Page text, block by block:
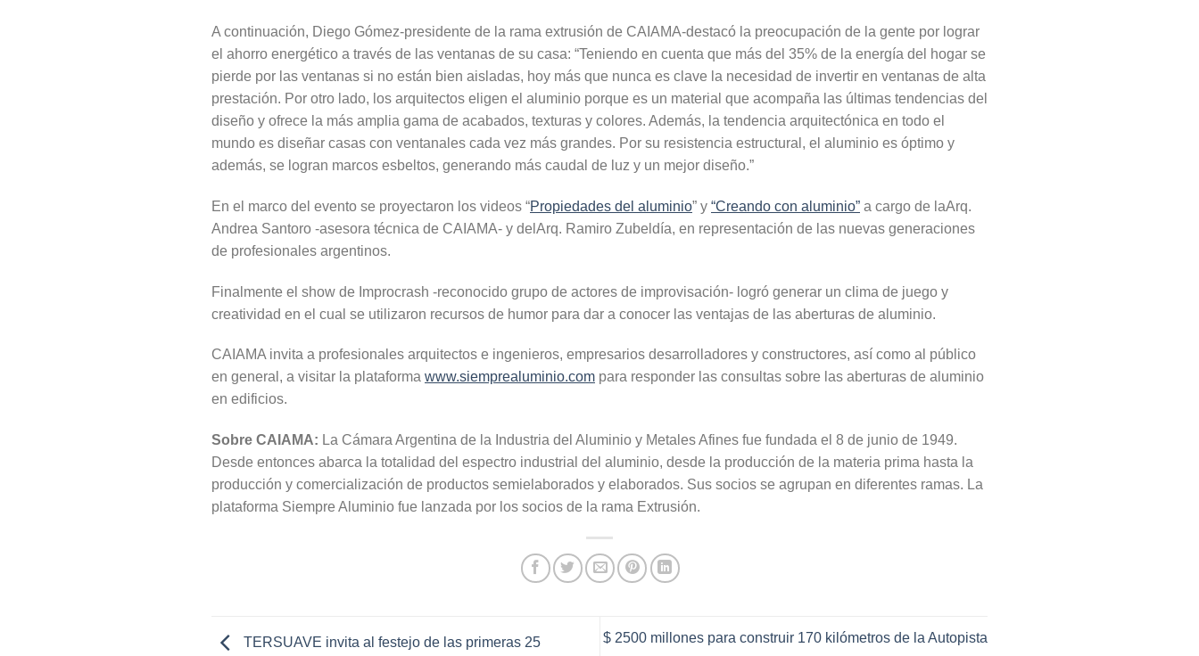
A continuación, Diego Gómez-presidente de la rama extrusión de CAIAMA-destacó la preocupación de la gente por lograr
el ahorro energético a través de las ventanas de su casa: “Teniendo en cuenta que más del 35% de la energía del hogar se
pierde por las ventanas si no están bien aisladas, hoy más que nunca es clave la necesidad de invertir en ventanas de alta
prestación. Por otro lado, los arquitectos eligen el aluminio porque es un material que acompaña las últimas tendencias del
diseño y ofrece la más amplia gama de acabados, texturas y colores. Además, la tendencia arquitectónica en todo el
mundo es diseñar casas con ventanales cada vez más grandes. Por su resistencia estructural, el aluminio es óptimo y
además, se logran marcos esbeltos, generando más caudal de luz y un mejor diseño.”
En el marco del evento se proyectaron los videos “Propiedades del aluminio” y “Creando con aluminio” a cargo de laArq.
Andrea Santoro -asesora técnica de CAIAMA- y delArq. Ramiro Zubeldía, en representación de las nuevas generaciones
de profesionales argentinos.
Finalmente el show de Improcrash -reconocido grupo de actores de improvisación- logró generar un clima de juego y
creatividad en el cual se utilizaron recursos de humor para dar a conocer las ventajas de las aberturas de aluminio.
CAIAMA invita a profesionales arquitectos e ingenieros, empresarios desarrolladores y constructores, así como al público
en general, a visitar la plataforma www.siemprealuminio.com para responder las consultas sobre las aberturas de aluminio
en edificios.
Sobre CAIAMA: La Cámara Argentina de la Industria del Aluminio y Metales Afines fue fundada el 8 de junio de 1949.
Desde entonces abarca la totalidad del espectro industrial del aluminio, desde la producción de la materia prima hasta la
producción y comercialización de productos semielaborados y elaborados. Sus socios se agrupan en diferentes ramas. La
plataforma Siempre Aluminio fue lanzada por los socios de la rama Extrusión.
TERSUAVE invita al festejo de las primeras 25
$ 2500 millones para construir 170 kilómetros de la Autopista